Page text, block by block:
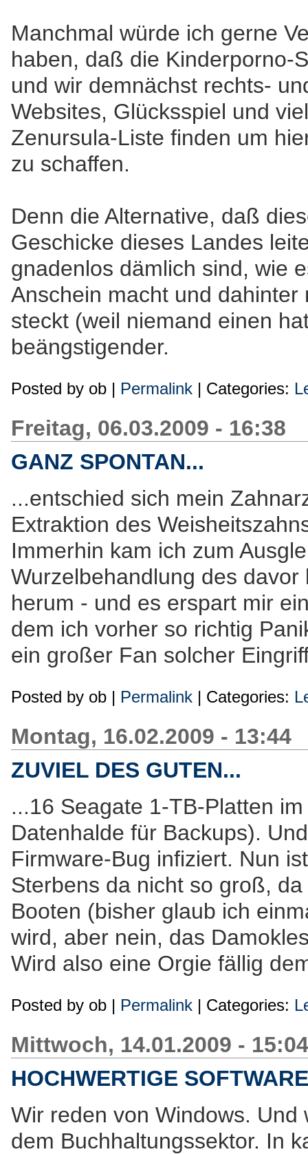
Manchmal würde ich gerne
haben, daß die Kinderporno-
und wir demnächst rechts-
Websites, Glücksspiel und
Zenursula-Liste finden um
zu schaffen.
Denn die Alternative, daß
Geschicke dieses Landes
gnadenlos dämlich sind, wie
Anschein macht und
steckt (weil niemand einen
beängstigender.
Posted by ob | Permalink | Categories:
Freitag, 06.03.2009 - 16:38
GANZ SPONTAN...
...entschied sich mein
Extraktion des
Immerhin kam ich zum
Wurzelbehandlung des
herum - und es erspart mir
dem ich vorher so richtig
ein großer Fan solcher
Posted by ob | Permalink | Categories:
Montag, 16.02.2009 - 13:44
ZUVIEL DES GUTEN...
...16 Seagate 1-TB-Platten
Datenhalde für Backups).
Firmware-Bug infiziert. Nun
Sterbens da nicht so groß,
Booten (bisher glaub ich
wird, aber nein, das
Wird also eine Orgie fällig
Posted by ob | Permalink | Categories:
Mittwoch, 14.01.2009 - 15:04
HOCHWERTIGE SOFTWARE
Wir reden von Windows.
dem Buchhaltungssektor. In